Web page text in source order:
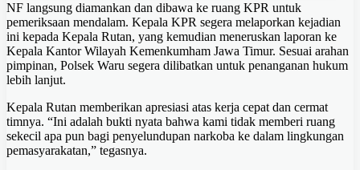
NF langsung diamankan dan dibawa ke ruang KPR untuk
pemeriksaan mendalam. Kepala KPR segera melaporkan kejadian
ini kepada Kepala Rutan, yang kemudian meneruskan laporan ke
Kepala Kantor Wilayah Kemenkumham Jawa Timur. Sesuai arahan
pimpinan, Polsek Waru segera dilibatkan untuk penanganan hukum
lebih lanjut.
Kepala Rutan memberikan apresiasi atas kerja cepat dan cermat
timnya. “Ini adalah bukti nyata bahwa kami tidak memberi ruang
sekecil apa pun bagi penyelundupan narkoba ke dalam lingkungan
pemasyarakatan,” tegasnya.